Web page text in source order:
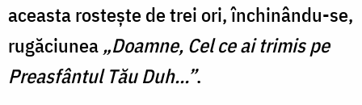
aceasta rostește de trei ori, închinându-se,
rugăciunea „Doamne, Cel ce ai trimis pe
Preasfântul Tău Duh…”.